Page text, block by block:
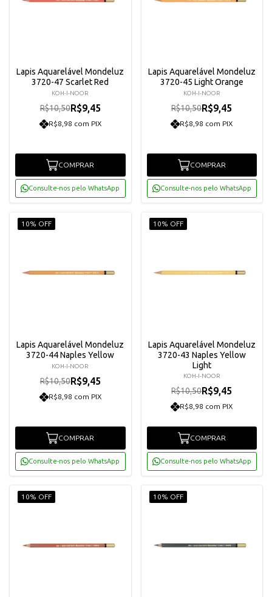
Lapis Aquarelável Mondeluz
3720-47 Scarlet Red
KOH-I-NOOR
R$10,50R$9,45
R$8,98 com PIX
COMPRAR
Consulte-nos pelo WhatsApp
Lapis Aquarelável Mondeluz
3720-45 Light Orange
KOH-I-NOOR
R$10,50R$9,45
R$8,98 com PIX
COMPRAR
Consulte-nos pelo WhatsApp
10% OFF
Lapis Aquarelável Mondeluz
3720-44 Naples Yellow
KOH-I-NOOR
R$10,50R$9,45
R$8,98 com PIX
COMPRAR
Consulte-nos pelo WhatsApp
10% OFF
Lapis Aquarelável Mondeluz
3720-43 Naples Yellow
Light
KOH-I-NOOR
R$10,50R$9,45
R$8,98 com PIX
COMPRAR
Consulte-nos pelo WhatsApp
10% OFF 10% OFF